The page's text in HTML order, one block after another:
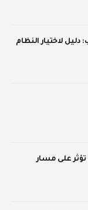
دليل لاختيار النظام
على مسار